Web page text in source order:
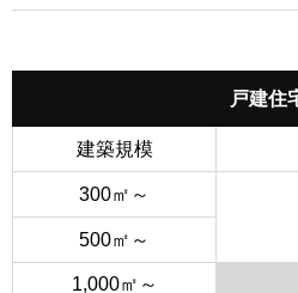
戸建住
建築規模
300㎡～
500㎡～
1,000㎡～